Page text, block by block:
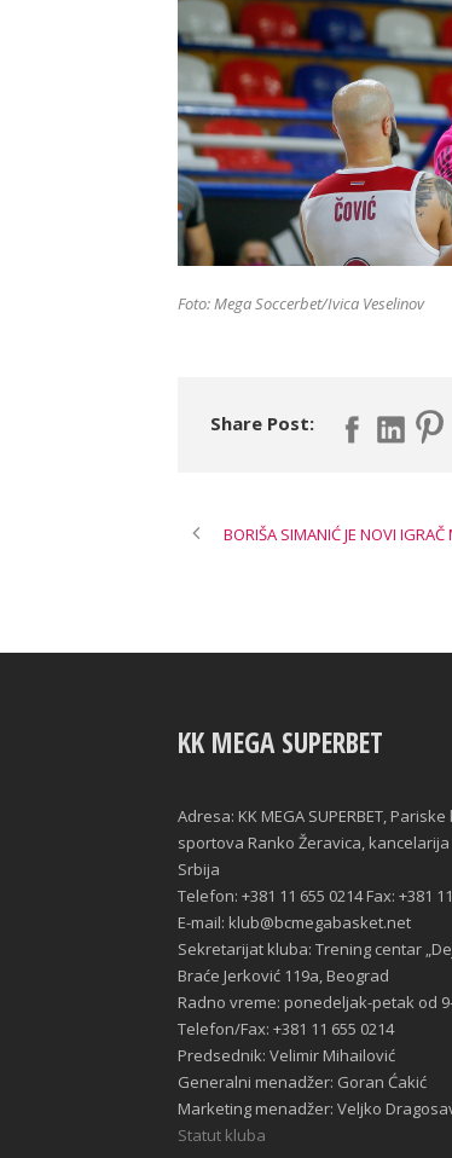
Foto: Mega Soccerbet/Ivica Veselinov
Share Post:
BORIŠA SIMANIĆ JE NOVI IGRAČ
KK MEGA SUPERBET
Adresa: KK MEGA SUPERBET,
sportova Ranko Žeravica,
Srbija
Telefon: +381 11 655 0214 Fax: +381
E-mail: klub@bcmegabasket.net
Sekretarijat kluba: Trening centar
Braće Jerković 119a, Beograd
Radno vreme: ponedeljak-petak od
Telefon/Fax: +381 11 655 0214
Predsednik: Velimir Mihailović
Generalni menadžer: Goran Ćakić
Marketing menadžer: Veljko
Statut kluba